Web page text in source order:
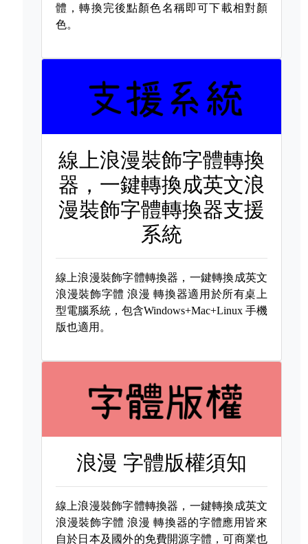
體，轉換完後點顏色名稱即可下載相對顏
色。
線上浪漫裝飾字體轉換
器，一鍵轉換成英文浪
漫裝飾字體轉換器支援
系統
線上浪漫裝飾字體轉換器，一鍵轉換成英文
浪漫裝飾字體浪漫 轉換器適用於所有桌上
型電腦系統，包含Windows+Mac+Linux 手機
版也適用。
浪漫 字體版權須知
線上浪漫裝飾字體轉換器，一鍵轉換成英文
浪漫裝飾字體浪漫 轉換器的字體應用皆來
自於日本及國外的免費開源字體，可商業也